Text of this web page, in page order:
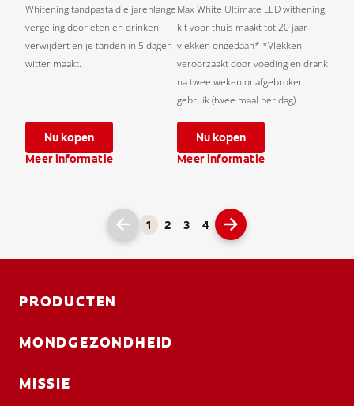
Whitening tandpasta die jarenlange
vergeling door eten en drinken
verwijdert en je tanden in 5 dagen
witter maakt.
Nu kopen
Meer informatie
Max White Ultimate LED withening
kit voor thuis maakt tot 20 jaar
vlekken ongedaan* *Vlekken
veroorzaakt door voeding en drank
na twee weken onafgebroken
gebruik (twee maal per dag).
Nu kopen
Meer informatie
1 2 3 4
PRODUCTEN
MONDGEZONDHEID
MISSIE